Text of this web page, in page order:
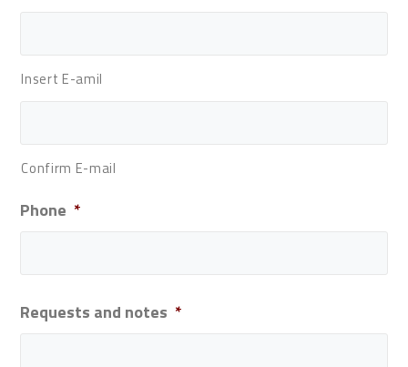
Insert E-amil
Confirm E-mail
Phone *
Requests and notes *